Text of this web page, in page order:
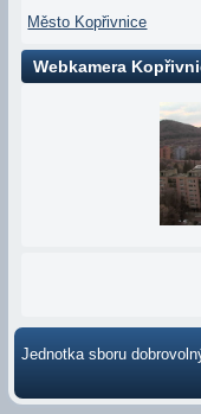
Město Kopřivnice
Webkamera
Jednotka sboru